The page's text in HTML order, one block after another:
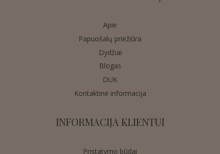
Apie
Papuošalų priežiūra
Dydžiai
Blogas
DUK
Kontaktinė informacija
INFORMACIJA KLIENTUI
Pristatymo būdai